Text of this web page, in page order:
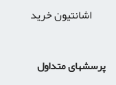
اشانتیون خرید
متداول